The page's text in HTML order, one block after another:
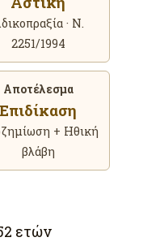
· Ν.
2251/1994
Αποτέλεσμα
Επιδίκαση
+ Ηθική
βλάβη
ετών